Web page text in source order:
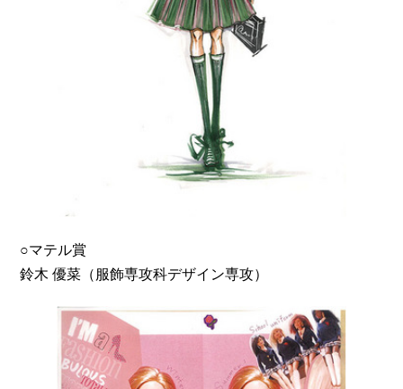
○マテル賞
鈴木 優菜（服飾専攻科デザイン専攻）